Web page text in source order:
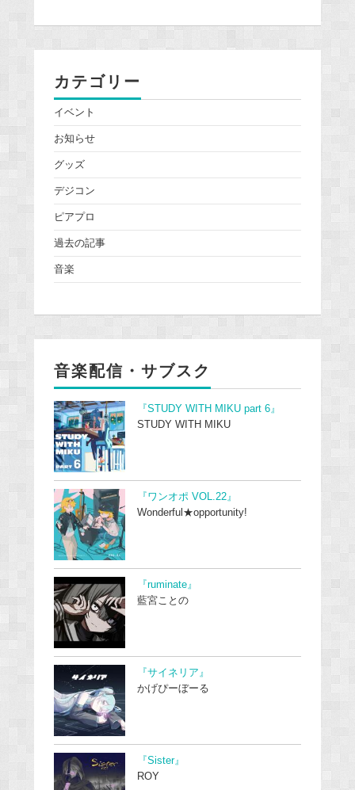
カテゴリー
イベント
お知らせ
グッズ
デジコン
ピアプロ
過去の記事
音楽
音楽配信・サブスク
『STUDY WITH MIKU part 6』
STUDY WITH MIKU
『ワンオポ VOL.22』
Wonderful★opportunity!
『ruminate』
藍宮ことの
『サイネリア』
かげぴーぼーる
『Sister』
ROY